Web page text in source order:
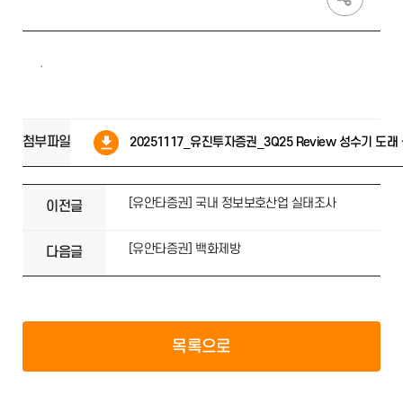
.
첨부파일 20251117_유진투자증권_3Q25 Review 성수기 도래
이전글 [유안타증권] 국내 정보보호산업 실태조사
다음글 [유안타증권] 백화제방
목록으로